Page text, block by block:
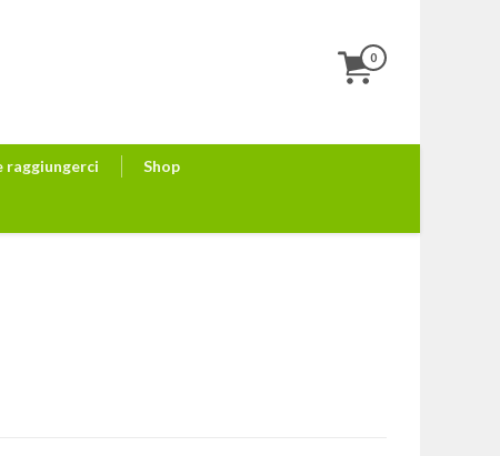
0
raggiungerci Shop